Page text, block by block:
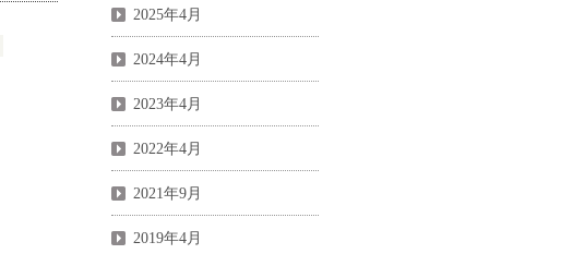
2025年4月
2024年4月
2023年4月
2022年4月
2021年9月
2019年4月